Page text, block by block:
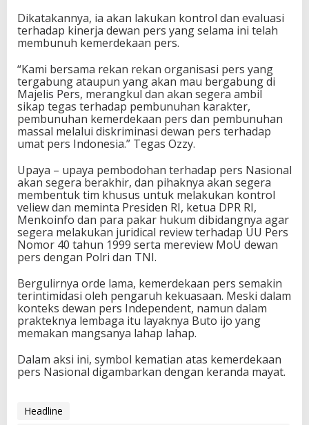
Dikatakannya, ia akan lakukan kontrol dan evaluasi
terhadap kinerja dewan pers yang selama ini telah
membunuh kemerdekaan pers.
“Kami bersama rekan rekan organisasi pers yang
tergabung ataupun yang akan mau bergabung di
Majelis Pers, merangkul dan akan segera ambil
sikap tegas terhadap pembunuhan karakter,
pembunuhan kemerdekaan pers dan pembunuhan
massal melalui diskriminasi dewan pers terhadap
umat pers Indonesia.” Tegas Ozzy.
Upaya – upaya pembodohan terhadap pers Nasional
akan segera berakhir, dan pihaknya akan segera
membentuk tim khusus untuk melakukan kontrol
veliew dan meminta Presiden RI, ketua DPR RI,
Menkoinfo dan para pakar hukum dibidangnya agar
segera melakukan juridical review terhadap UU Pers
Nomor 40 tahun 1999 serta mereview MoU dewan
pers dengan Polri dan TNI.
Bergulirnya orde lama, kemerdekaan pers semakin
terintimidasi oleh pengaruh kekuasaan. Meski dalam
konteks dewan pers Independent, namun dalam
prakteknya lembaga itu layaknya Buto ijo yang
memakan mangsanya lahap lahap.
Dalam aksi ini, symbol kematian atas kemerdekaan
pers Nasional digambarkan dengan keranda mayat.
Headline